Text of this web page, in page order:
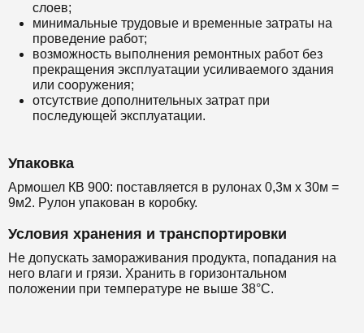
слоев;
минимальные трудовые и временные затраты на
проведение работ;
возможность выполнения ремонтных работ без
прекращения эксплуатации усиливаемого здания
или сооружения;
отсутствие дополнительных затрат при
последующей эксплуатации.
Упаковка
Армошел КВ 900: поставляется в рулонах 0,3м х 30м =
9м2. Рулон упакован в коробку.
Условия хранения и транспортировки
Не допускать замораживания продукта, попадания на
него влаги и грязи. Хранить в горизонтальном
положении при температуре не выше 38°С.